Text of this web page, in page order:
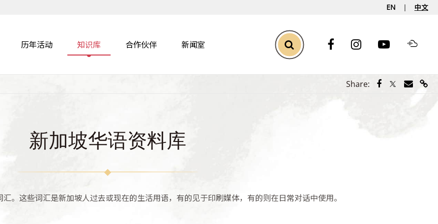
EN 中文
历年活动 知识库 合作伙伴 新闻室 Toggle Search
Share: Share via
Share via
Share
新加坡华语资料库
。这些词汇是新加坡人过去或现在的生活用语，有的见于印刷媒体，有的则在日常对话中使用。